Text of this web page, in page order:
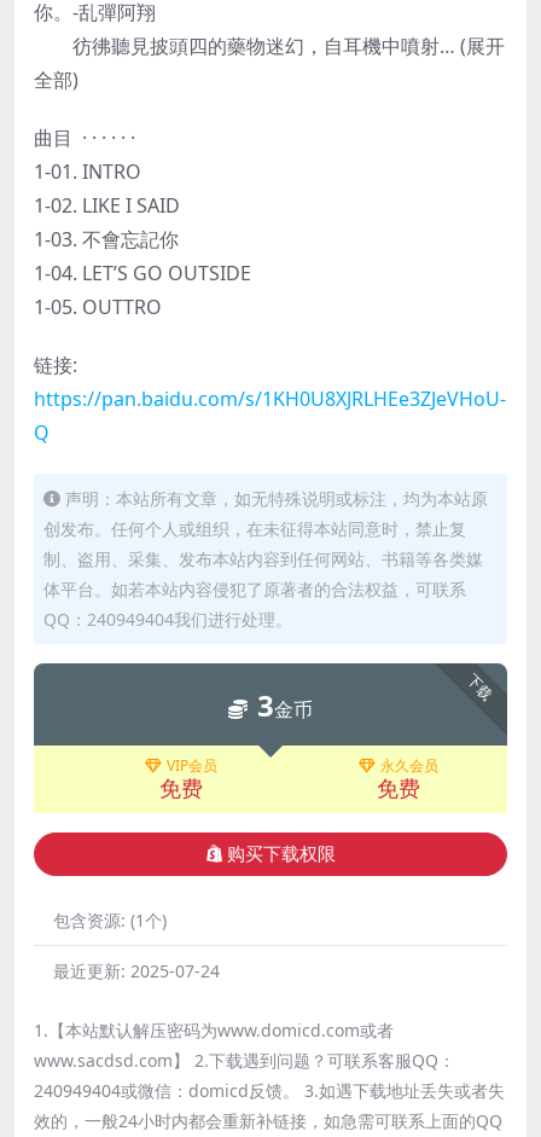
你。-乱彈阿翔
彷彿聽見披頭四的藥物迷幻，自耳機中噴射… (展开
全部)
曲目 · · · · · ·
1-01. INTRO
1-02. LIKE I SAID
1-03. 不會忘記你
1-04. LET’S GO OUTSIDE
1-05. OUTTRO
链接:
https://pan.baidu.com/s/1KH0U8XJRLHEe3ZJeVHoU-
Q
声明：本站所有文章，如无特殊说明或标注，均为本站原
创发布。任何个人或组织，在未征得本站同意时，禁止复
制、盗用、采集、发布本站内容到任何网站、书籍等各类媒
体平台。如若本站内容侵犯了原著者的合法权益，可联系
QQ：240949404我们进行处理。
下载
3金币
VIP会员
免费
永久会员
免费
购买下载权限
包含资源: (1个)
最近更新: 2025-07-24
1.【本站默认解压密码为www.domicd.com或者
www.sacdsd.com】 2.下载遇到问题？可联系客服QQ：
240949404或微信：domicd反馈。 3.如遇下载地址丢失或者失
效的，一般24小时内都会重新补链接，如急需可联系上面的QQ